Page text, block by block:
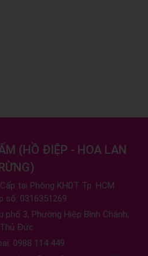
(HỒ ĐIỆP - HOA LAN
)
tại Phòng KHDT Tp. HCM.
số: 0316351269
phố 3, Phường Hiệp Bình Chánh,
Thủ Đức
0988 114 449